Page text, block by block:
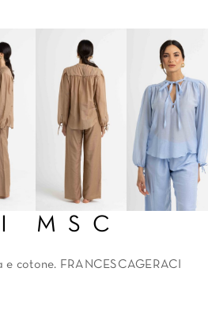
MSC
cotone. FRANCESCAGERACI